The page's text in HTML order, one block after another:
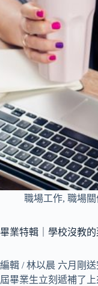
職場工作, 職場關
畢業特輯｜學校沒教
編輯 / 林以晨 六月剛
屆畢業生立刻遞補了